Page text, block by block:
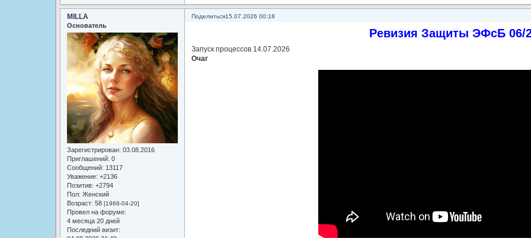
Поделиться15.07.2026 00:18
MILLA
Основатель
Зарегистрирован: 03.08.2016
Приглашений: 0
Сообщений: 13117
Уважение: +2136
Позитив: +2794
Пол: Женский
Возраст: 58 [1968-04-20]
Провел на форуме:
4 месяца 20 дней
Последний визит:
Ревизия Защиты ЭФсБ 06/
Запуск процессов 14.07.2026
Очаг